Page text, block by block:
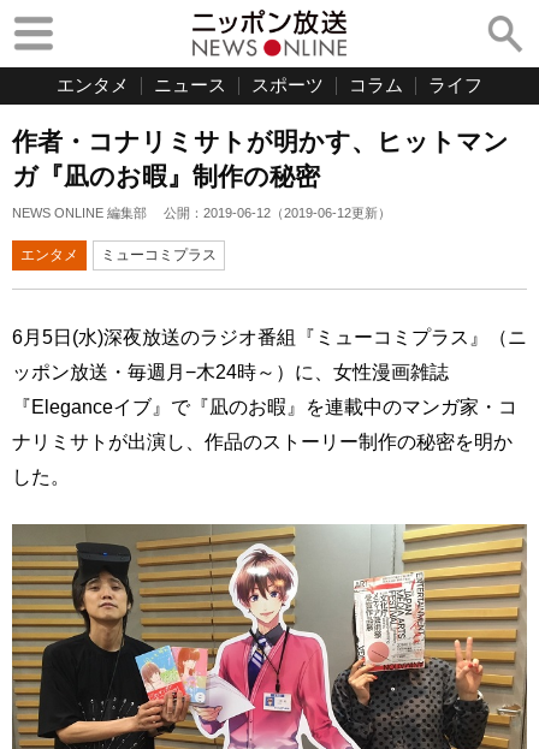
エンタメ ニュース スポーツ コラム ライフ
作者・コナリミサトが明かす、ヒットマン
ガ『凪のお暇』制作の秘密
NEWS ONLINE 編集部 公開： 2019-06-12 （2019-06-12更新）
エンタメ ミューコミプラス
6月5日(水)深夜放送のラジオ番組『ミューコミプラス』（ニ
ッポン放送・毎週月−木24時～）に、女性漫画雑誌
『Eleganceイブ』で『凪のお暇』を連載中のマンガ家・コ
ナリミサトが出演し、作品のストーリー制作の秘密を明か
した。